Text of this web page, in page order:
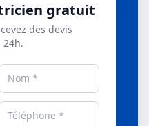
gratuit
des devis
24h.